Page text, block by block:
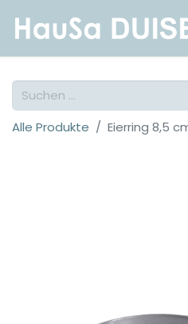
Alle Produkte Eierring 8,5